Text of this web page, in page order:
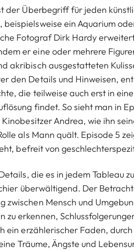
der Überbegriff für jeden
beispielsweise ein Aquarium
Fotograf Dirk Hardy
er eine oder mehrere
akribisch ausgestatteten
den Details und Hinweisen,
die teilweise auch erst in
findet. So sieht man in
Andrea, wie ihn
als Mann quält. Episode 5
befreit von
die es in jedem Tableau
überwältigend. Der
zwischen Mensch und
zu erkennen,
ein erzählerischer Faden,
Träume, Ängste und